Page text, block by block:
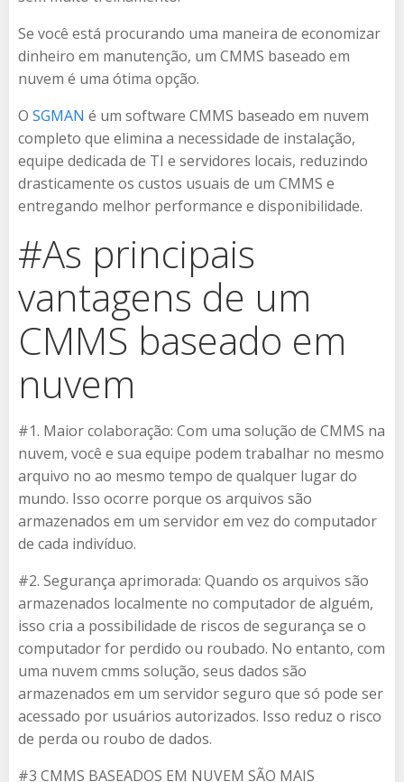
Se você está procurando uma maneira de economizar
dinheiro em manutenção, um CMMS baseado em
nuvem é uma ótima opção.
O SGMAN é um software CMMS baseado em nuvem
completo que elimina a necessidade de instalação,
equipe dedicada de TI e servidores locais, reduzindo
drasticamente os custos usuais de um CMMS e
entregando melhor performance e disponibilidade.
#As principais
vantagens de um
CMMS baseado em
nuvem
#1. Maior colaboração: Com uma solução de CMMS na
nuvem, você e sua equipe podem trabalhar no mesmo
arquivo no ao mesmo tempo de qualquer lugar do
mundo. Isso ocorre porque os arquivos são
armazenados em um servidor em vez do computador
de cada indivíduo.
#2. Segurança aprimorada: Quando os arquivos são
armazenados localmente no computador de alguém,
isso cria a possibilidade de riscos de segurança se o
computador for perdido ou roubado. No entanto, com
uma nuvem cmms solução, seus dados são
armazenados em um servidor seguro que só pode ser
acessado por usuários autorizados. Isso reduz o risco
de perda ou roubo de dados.
#3 CMMS BASEADOS EM NUVEM SÃO MAIS